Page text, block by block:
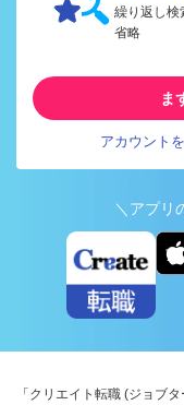
繰り返し検
省略
ま
アカウント
＼アプリ
ア
「クリエイト転職 (ジョブ